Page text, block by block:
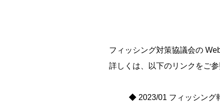
フィッシング対策協議会の
詳しくは、以下のリンクをご
◆ 2023/01 フィッシング